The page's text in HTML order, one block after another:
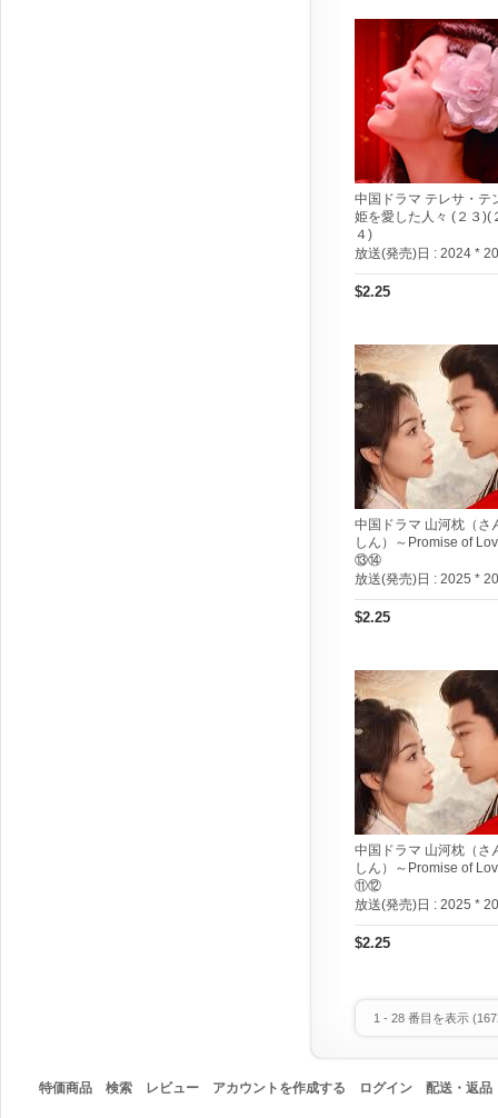
中国ドラマ テレサ・テ
姫を愛した人々 (２３)(
４)
放送(発売)日 : 2024 *
$2.25
中国ドラマ 山河枕（さ
しん）～Promise of
⑬⑭
放送(発売)日 : 2025 *
$2.25
中国ドラマ 山河枕（さ
しん）～Promise of
⑪⑫
放送(発売)日 : 2025 *
$2.25
1 - 28 番目を表示 (
特価商品 検索 レビュー アカウントを作成する ログイン 配送・返品